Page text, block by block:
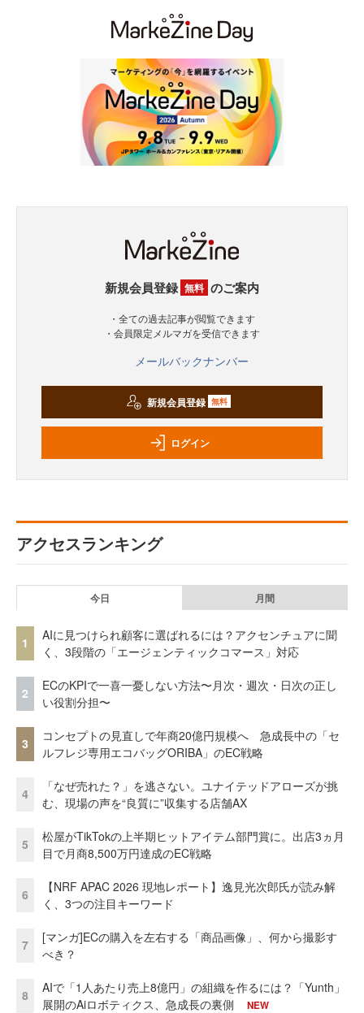
新規会員登録 無料 のご案内
・全ての過去記事が閲覧できます
・会員限定メルマガを受信できます
メールバックナンバー
新規会員登録 無料
ログイン
アクセスランキング
今日 月間
1
AIに見つけられ顧客に選ばれるには？アクセンチュアに聞
く、3段階の「エージェンティックコマース」対応
2
ECのKPIで一喜一憂しない方法〜月次・週次・日次の正し
い役割分担〜
3
コンセプトの見直しで年商20億円規模へ 急成長中の「セ
ルフレジ専用エコバッグORIBA」のEC戦略
4
「なぜ売れた？」を逃さない。ユナイテッドアローズが挑
む、現場の声を“良質に”収集する店舗AX
5
松屋がTikTokの上半期ヒットアイテム部門賞に。出店3ヵ月
目で月商8,500万円達成のEC戦略
6
【NRF APAC 2026 現地レポート】逸見光次郎氏が読み解
く、3つの注目キーワード
7
[マンガ]ECの購入を左右する「商品画像」、何から撮影す
べき？
8
AIで「1人あたり売上8億円」の組織を作るには？「Yunth」
展開のAiロボティクス、急成長の裏側
NEW